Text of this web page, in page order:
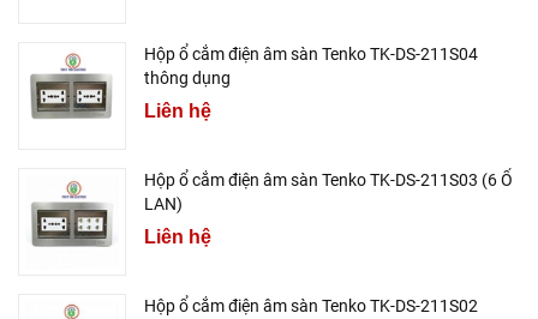
Hộp ổ cắm điện âm sàn Tenko TK-DS-211S04
thông dụng
Liên hệ
Hộp ổ cắm điện âm sàn Tenko TK-DS-211S03 (6 Ổ
LAN)
Liên hệ
Hộp ổ cắm điện âm sàn Tenko TK-DS-211S02